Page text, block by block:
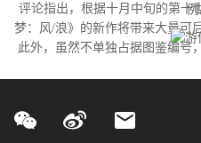
评论指出，根据十月中旬的第十
梦：风/浪》的新作将带来大量可
此外，虽然不单独占据图鉴编号